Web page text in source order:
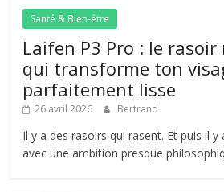
Santé & Bien-être
Laifen P3 Pro : le rasoir
qui transforme ton
parfaitement lisse
26 avril 2026 Bertrand
Il y a des rasoirs qui rasent. Et puis il y
avec une ambition presque